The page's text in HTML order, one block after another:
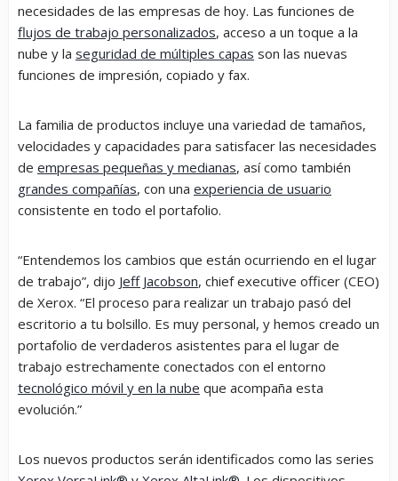
necesidades de las empresas de hoy. Las funciones de
flujos de trabajo personalizados, acceso a un toque a la
nube y la seguridad de múltiples capas son las nuevas
funciones de impresión, copiado y fax.
La familia de productos incluye una variedad de tamaños,
velocidades y capacidades para satisfacer las necesidades
de empresas pequeñas y medianas, así como también
grandes compañías, con una experiencia de usuario
consistente en todo el portafolio.
“Entendemos los cambios que están ocurriendo en el lugar
de trabajo”, dijo Jeff Jacobson, chief executive officer (CEO)
de Xerox. “El proceso para realizar un trabajo pasó del
escritorio a tu bolsillo. Es muy personal, y hemos creado un
portafolio de verdaderos asistentes para el lugar de
trabajo estrechamente conectados con el entorno
tecnológico móvil y en la nube que acompaña esta
evolución.”
Los nuevos productos serán identificados como las series